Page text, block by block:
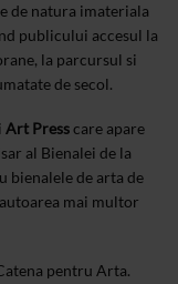
de natura imateriala
publicului accesul la
la parcursul si
de secol.
Art Presscare apare
al Bienalei de la
bienalele de arta de
mai multor
pentru Arta.